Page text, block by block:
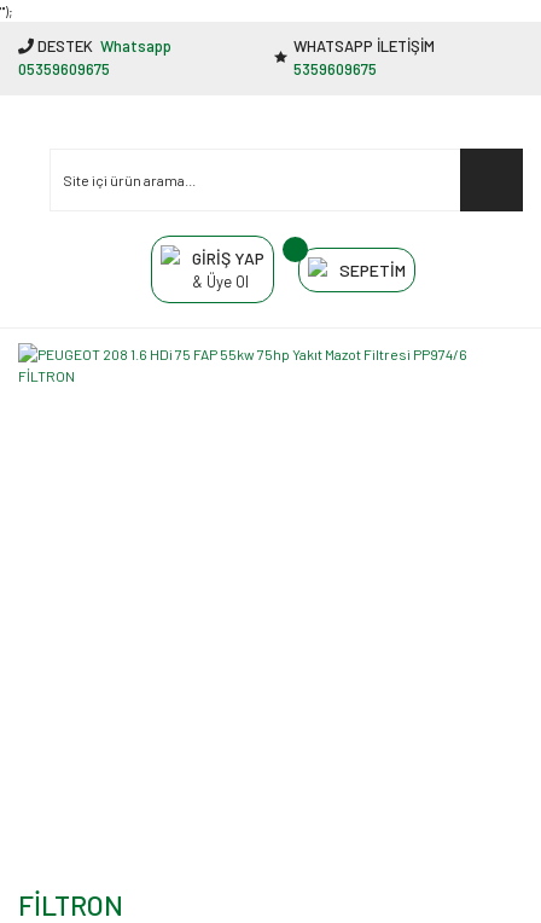
"');
DESTEK Whatsapp
05359609675
WHATSAPP İLETİŞİM
5359609675
GİRİŞ YAP
& Üye Ol
SEPETİM
FİLTRON